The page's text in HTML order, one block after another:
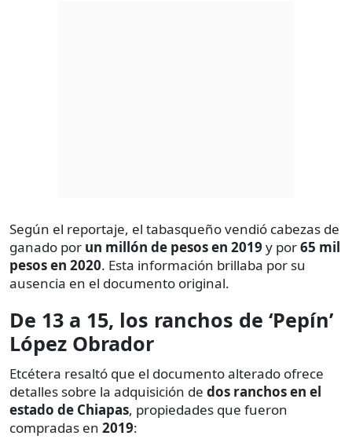
Según el reportaje, el tabasqueño vendió cabezas de
ganado por un millón de pesos en 2019 y por65 mil
pesos en 2020. Esta información brillaba por su
ausencia en el documento original.
De 13 a 15, los ranchos de ‘Pepín’
López Obrador
Etcétera resaltó que el documento alterado ofrece
detalles sobre la adquisición de dos ranchos en el
estado de Chiapas, propiedades que fueron
compradas en 2019: